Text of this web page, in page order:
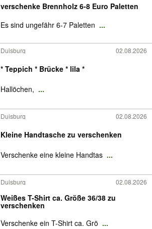
verschenke Brennholz 6-8 Euro Paletten
Es sind ungefähr 6-7 Paletten ...
Duisburg 02.08.2026
* Teppich * Brücke * lila *
Hallöchen, ...
Duisburg 02.08.2026
Kleine Handtasche zu verschenken
Verschenke eine kleine Handtas ...
Duisburg 02.08.2026
Weißes T-Shirt ca. Größe 36/38 zu
verschenken
Verschenke ein T-Shirt ca. Grö ...